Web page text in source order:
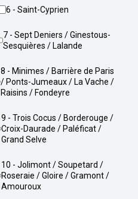
6 - Saint-Cyprien
7 - Sept Deniers / Ginestous-
Sesquières / Lalande
8 - Minimes / Barrière de Paris
/ Ponts-Jumeaux / La Vache /
Raisins / Fondeyre
9 - Trois Cocus / Borderouge /
Croix-Daurade / Paléficat /
Grand Selve
10 - Jolimont / Soupetard /
Roseraie / Gloire / Gramont /
Amouroux